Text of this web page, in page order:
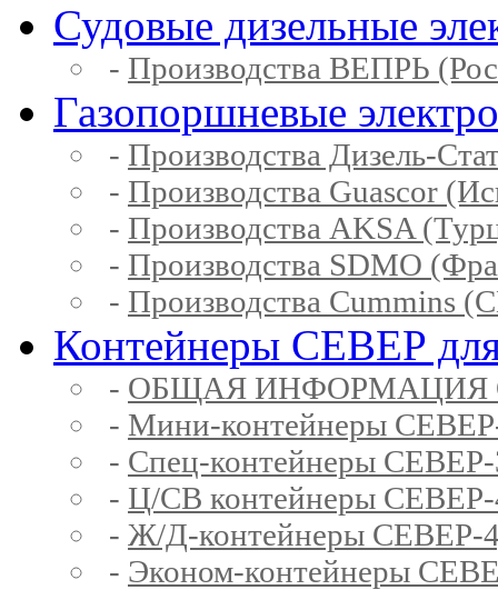
Судовые дизельные
- Производства ВЕПРЬ
Газопоршневые
- Производства Дизель-
- Производства Guascor
- Производства AKSA
- Производства SDMO
- Производства Cummins
Контейнеры СЕВЕР для
- ОБЩАЯ ИНФОРМАЦИЯ
- Мини-контейнеры
- Спец-контейнеры
- Ц/СВ контейнеры
- Ж/Д-контейнеры
- Эконом-контейнеры